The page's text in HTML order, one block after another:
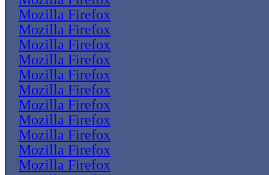
Mozilla Firefox
Mozilla Firefox
Mozilla Firefox
Mozilla Firefox
Mozilla Firefox
Mozilla Firefox
Mozilla Firefox
Mozilla Firefox
Mozilla Firefox
Mozilla Firefox
Mozilla Firefox